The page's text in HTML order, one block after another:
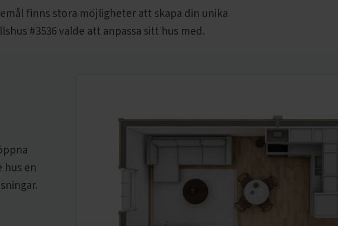
finns stora möjligheter att skapa din unika
#3536 valde att anpassa sitt hus med.
en